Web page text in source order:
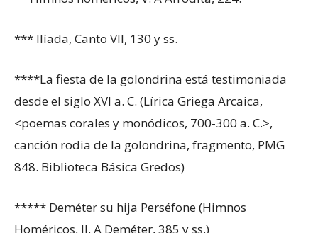
*** Ilíada, Canto VII, 130 y ss.
****La fiesta de la golondrina está testimoniada
desde el siglo XVI a. C. (Lírica Griega Arcaica,
<poemas corales y monódicos, 700-300 a. C.>,
canción rodia de la golondrina, fragmento, PMG
848. Biblioteca Básica Gredos)
***** Deméter su hija Perséfone (Himnos
Homéricos, II. A Deméter, 385 y ss.)